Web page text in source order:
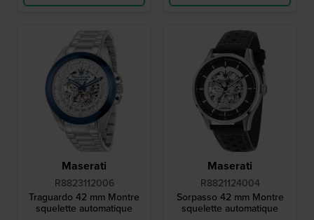
Maserati
R8823112006
Traguardo 42 mm Montre
squelette automatique
Maserati
R8821124004
Sorpasso 42 mm Montre
squelette automatique